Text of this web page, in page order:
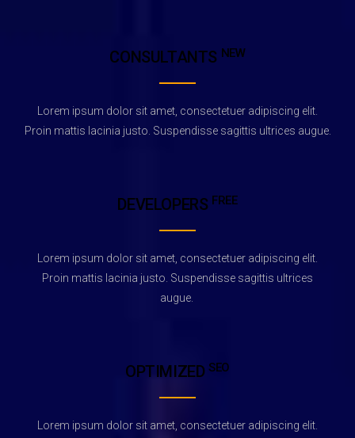
CONSULTANTS NEW
Lorem ipsum dolor sit amet, consectetuer adipiscing elit.
Proin mattis lacinia justo. Suspendisse sagittis ultrices augue.
DEVELOPERS FREE
Lorem ipsum dolor sit amet, consectetuer adipiscing elit.
Proin mattis lacinia justo. Suspendisse sagittis ultrices
augue.
OPTIMIZEDSEO
Lorem ipsum dolor sit amet, consectetuer adipiscing elit.